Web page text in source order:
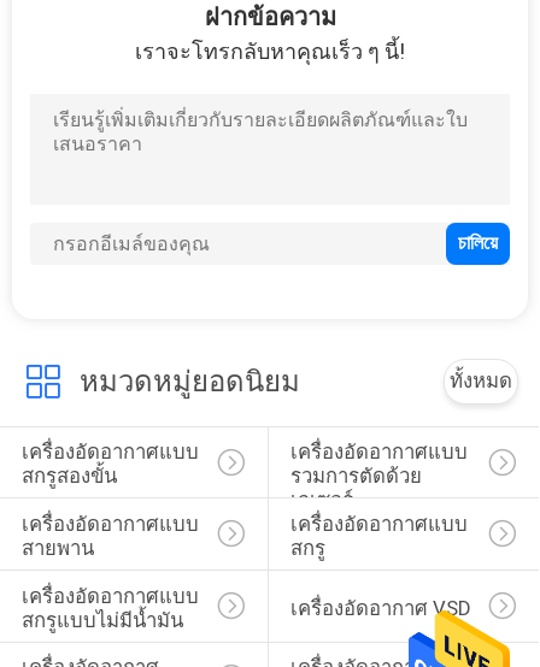
เครื่องพัดสกรูไร้น้ํา
มัน
ฝากข้อความ
เราจะโทรกลับหาคุณเร็ว ๆ นี้!
หมวดหมู่ยอดนิยม ทั้งหมด
เครื่องอัดอากาศแบบ
สกรูสองขั้น
เครื่องอัดอากาศแบบ
รวมการตัดด้วย
เลเซอร์
เครื่องอัดอากาศแบบ
สายพาน
เครื่องอัดอากาศแบบ
สกรู
เครื่องอัดอากาศแบบ
สกรูแบบไม่มีน้ำมัน
เครื่องอัดอากาศ VSD